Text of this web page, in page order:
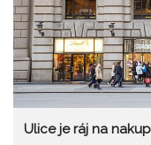
Ulice je ráj na